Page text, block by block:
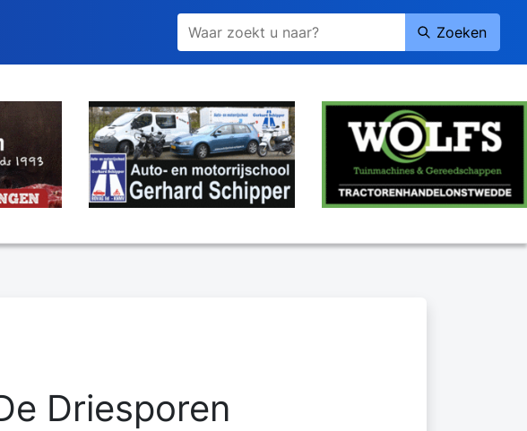
Driesporen